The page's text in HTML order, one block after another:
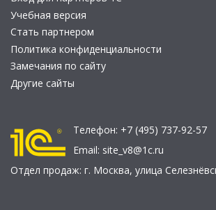
Учебная версия
Стать партнером
Политика конфиденциальности
Замечания по сайту
Другие сайты
Телефон: +7 (495) 737-92-57
Email: site_v8@1c.ru
Отдел продаж: г. Москва, улица